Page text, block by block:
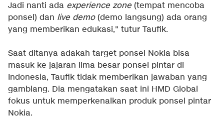
Jadi nanti ada experience zone (tempat mencoba
ponsel) dan live demo (demo langsung) ada orang
yang memberikan edukasi," tutur Taufik.
Saat ditanya adakah target ponsel Nokia bisa
masuk ke jajaran lima besar ponsel pintar di
Indonesia, Taufik tidak memberikan jawaban yang
gamblang. Dia mengatakan saat ini HMD Global
fokus untuk memperkenalkan produk ponsel pintar
Nokia.